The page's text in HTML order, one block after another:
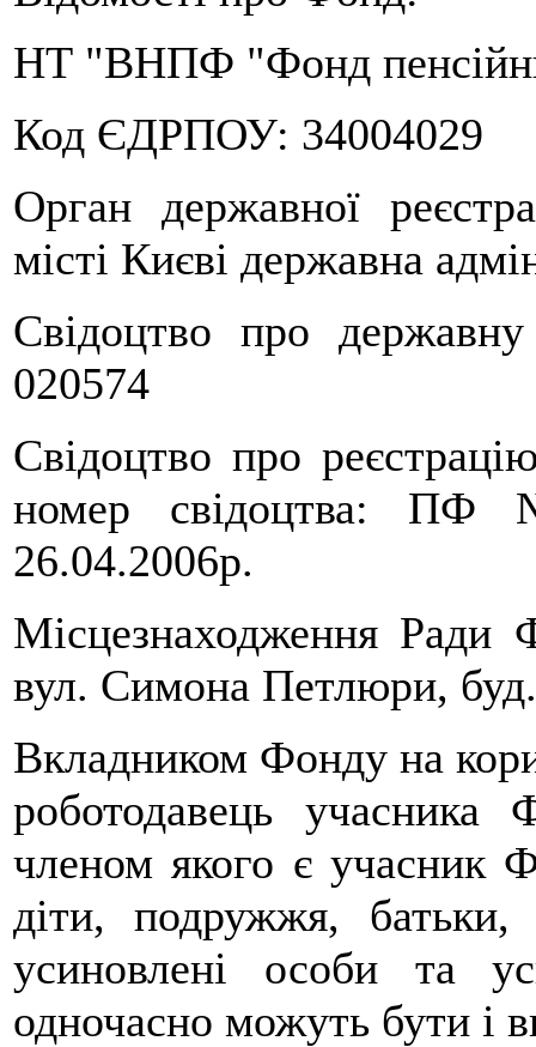
НТ "ВНПФ "Фонд
Код ЄДРПОУ: 34004029
Орган державної
місті Києві державна
Свідоцтво про
020574
Свідоцтво про
номер свідоцтва: ПФ
26.04.2006р.
Місцезнаходження Ради
вул. Симона Петлюри,
Вкладником Фонду на
роботодавець учасника
членом якого є учасник
діти, подружжя,
усиновлені особи та
одночасно можуть бути і